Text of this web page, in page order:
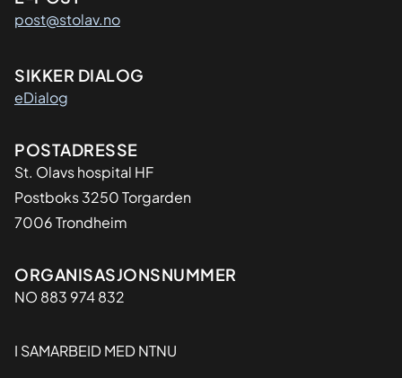
post@stolav.no
SIKKER DIALOG
eDialog
Adresse
POSTADRESSE
St. Olavs hospital HF
Postboks 3250 Torgarden
7006 Trondheim
Organisasjon
ORGANISASJONSNUMMER
NO 883 974 832
I SAMARBEID MED NTNU